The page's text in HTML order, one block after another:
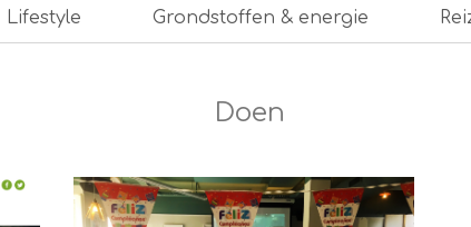
Lifestyle Grondstoffen & energie
Doen